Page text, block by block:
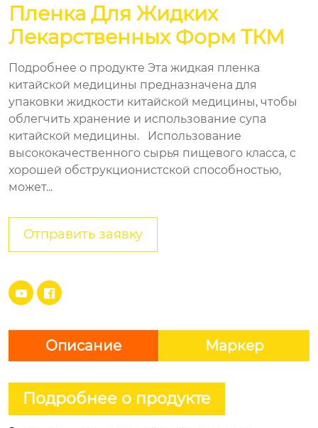
Пленка Для Жидких
Лекарственных Форм ТКМ
Подробнее о продукте Эта жидкая пленка
китайской медицины предназначена для
упаковки жидкости китайской медицины, чтобы
облегчить хранение и использование супа
китайской медицины. Использование
высококачественного сырья пищевого класса, с
хорошей обструкционистской способностью,
может...
Отправить заявку
 
Описание Маркер
Подробнее о продукте